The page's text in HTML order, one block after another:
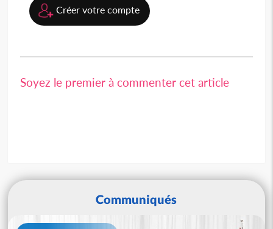
Créer votre compte
Soyez le premier à commenter cet article
Communiqués